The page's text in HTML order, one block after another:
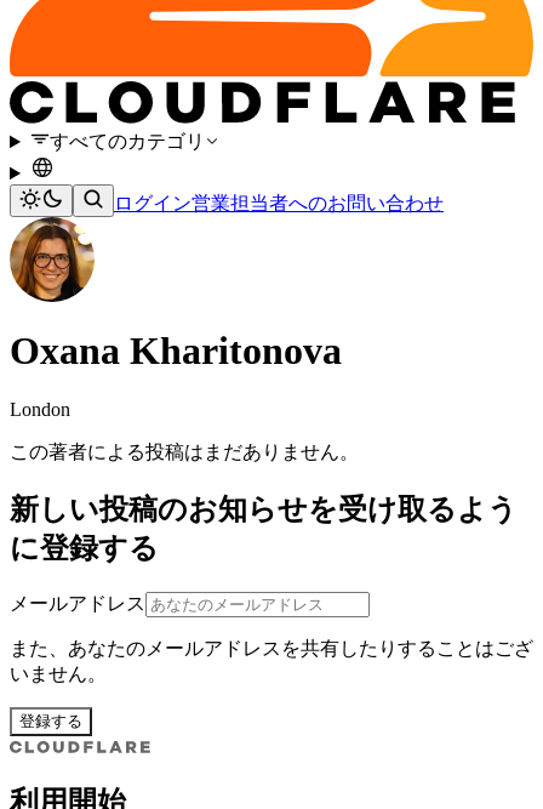
すべてのカテゴリ
ログイン営業担当者へのお問い合わせ
Oxana Kharitonova
London
この著者による投稿はまだありません。
新しい投稿のお知らせを受け取るよう
に登録する
メールアドレス
また、あなたのメールアドレスを共有したりすることはござ
いません。
登録する
利用開始